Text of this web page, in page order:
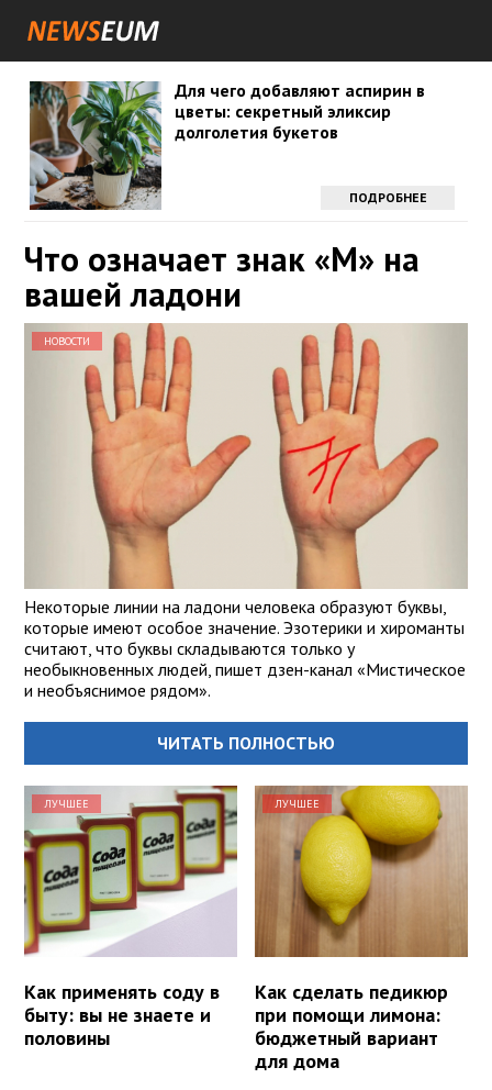
Для чего добавляют аспирин в
цветы: секретный эликсир
долголетия букетов
ПОДРОБНЕЕ
Что означает знак «М» на
вашей ладони
НОВОСТИ
Некоторые линии на ладони человека образуют буквы,
которые имеют особое значение. Эзотерики и хироманты
считают, что буквы складываются только у
необыкновенных людей, пишет дзен-канал «Мистическое
и необъяснимое рядом».
ЧИТАТЬ ПОЛНОСТЬЮ
ЛУЧШЕЕ
Как применять соду в
быту: вы не знаете и
половины
ЛУЧШЕЕ
Как сделать педикюр
при помощи лимона:
бюджетный вариант
для дома